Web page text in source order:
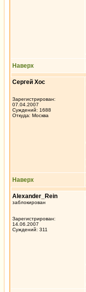
Наверх
Сергей Хос
Зарегистрирован:
07.04.2007
Суждений: 1688
Откуда: Москва
Наверх
Alexander_Rein
заблокирован
Зарегистрирован:
14.06.2007
Суждений: 311